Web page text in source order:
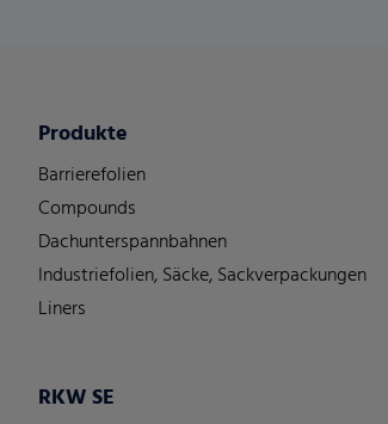
Produkte
Barrierefolien
Compounds
Dachunterspannbahnen
Industriefolien, Säcke, Sackverpackungen
Liners
RKW SE